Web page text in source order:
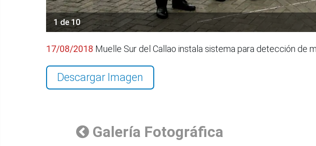
1 de 10
17/08/2018 Muelle Sur del Callao instala sistema para detección de
Descargar Imagen
Galería Fotográfica